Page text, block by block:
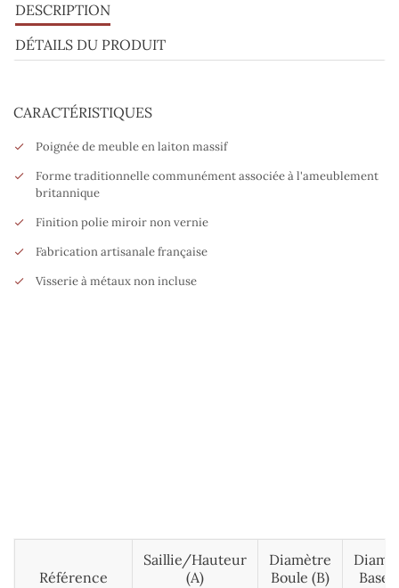
DESCRIPTION
DÉTAILS DU PRODUIT
CARACTÉRISTIQUES
Poignée de meuble en laiton massif
Forme traditionnelle communément associée à l'ameublement
britannique
Finition polie miroir non vernie
Fabrication artisanale française
Visserie à métaux non incluse
Référence
Saillie/hauteur
(A)
Diamètre
Boule (B)
Base